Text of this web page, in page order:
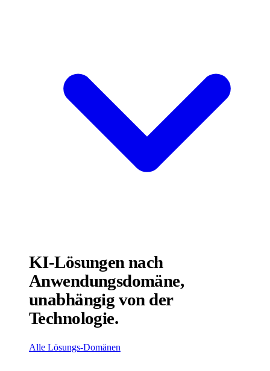
KI-Lösungen nach
Anwendungsdomäne,
unabhängig von der
Technologie.
Alle Lösungs-Domänen